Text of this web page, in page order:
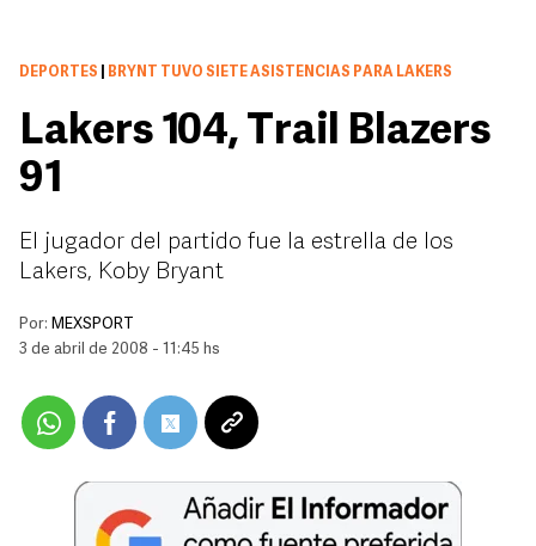
DEPORTES BRYNT TUVO SIETE ASISTENCIAS PARA LAKERS
Lakers 104, Trail Blazers
91
El jugador del partido fue la estrella de los
Lakers, Koby Bryant
Por: MEXSPORT
3 de abril de 2008 - 11:45 hs